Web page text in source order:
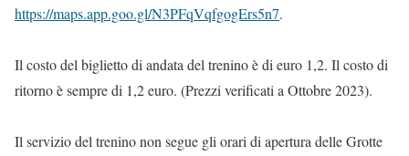
https://maps.app.goo.gl/N3PFqVqfgogErs5n7.
Il costo del biglietto di andata del trenino è di euro 1,2. Il costo di
ritorno è sempre di 1,2 euro. (Prezzi verificati a Ottobre 2023).
Il servizio del trenino non segue gli orari di apertura delle Grotte